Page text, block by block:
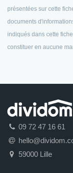
présentées sur cette
documents
indiqués dans cette
constituer en aucune
09 72 47 16 61
59000 Lille